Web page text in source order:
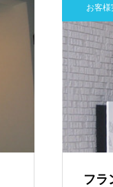
お客様
フラ